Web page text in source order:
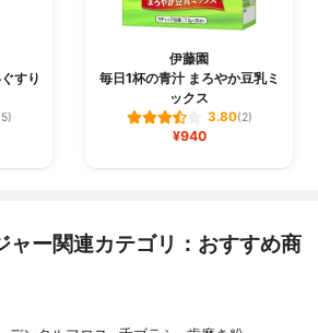
すり
伊藤園
毎日1杯の青汁 まろやか豆乳ミ
ックス
3.80(2)
¥940
ャー関連カテゴリ：おすすめ商